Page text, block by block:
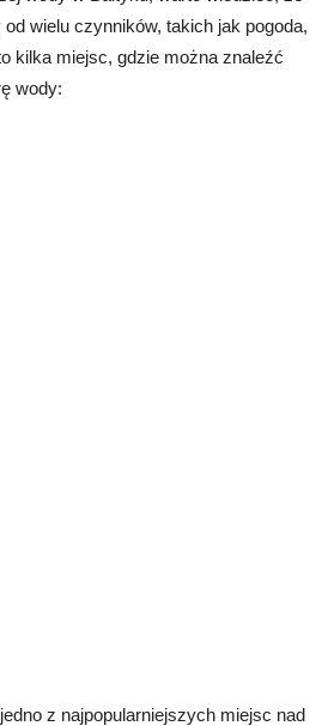
wielu czynników, takich jak pogoda,
kilka miejsc, gdzie można znaleźć
wody:
z najpopularniejszych miejsc nad